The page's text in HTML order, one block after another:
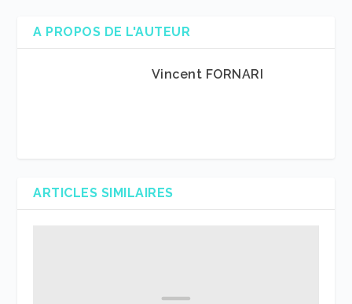
A PROPOS DE L'AUTEUR
Vincent FORNARI
ARTICLES SIMILAIRES